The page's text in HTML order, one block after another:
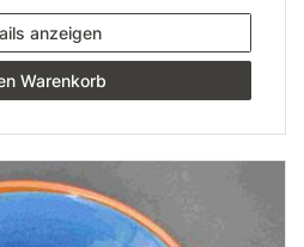
anzeigen
Warenkorb